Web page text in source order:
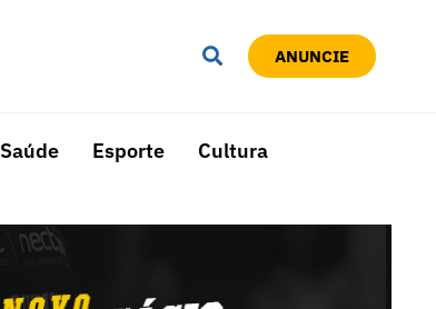
ANUNCIE
Saúde Esporte Cultura